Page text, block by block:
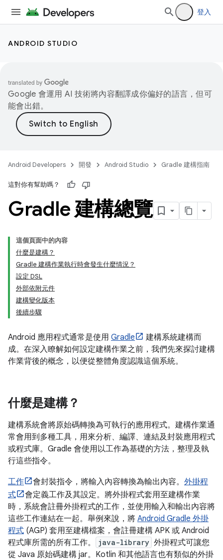
登入
ANDROID STUDIO
Google 會運用 AI 技術將內容翻譯成你偏好的語言，但可
能會出錯。
Android Developers 開發 Android Studio Gradle 建構指南
這對你有幫助嗎？
Gradle 建構總覽
這個頁面中的內容
什麼是建構？
Gradle 建構作業執行時會發生什麼情況？
設定 DSL
外部依附元件
建構變化版本
後續步驟
Android 應用程式通常是使用 Gradle
建構系統建構而
成。在深入瞭解如何設定建構作業之前，我們先來探討建構
作業背後的概念，以便從整體角度認識這個系統。
什麼是建構？
建構系統會將原始碼轉換為可執行的應用程式。建構作業通
常會用到多種工具，用來分析、編譯、連結及封裝應用程式
或程式庫。Gradle 會使用以工作為基礎的方法，整理及執
行這些指令。
工作 會封裝指令，將輸入內容轉換為輸出內容。 外掛程
式
會定義工作及其設定。將外掛程式套用至建構作業
時，系統會註冊外掛程式的工作，並使用輸入和輸出內容將
這些工作連結在一起。舉例來說，將 Android Gradle 外掛
程式 (AGP) 套用至建構檔案，會註冊建構 APK 或 Android
程式庫所需的所有工作。
java-library 外掛程式可讓您
從 Java 原始碼建構 jar。Kotlin 和其他語言也有類似的外掛